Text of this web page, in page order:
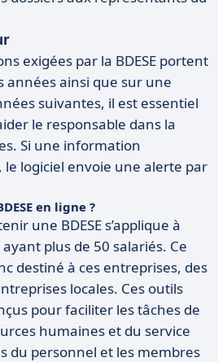
exigées par la BDESE portent
années ainsi que sur une
suivantes, il est essentiel
le responsable dans la
Si une information
logiciel envoie une alerte par
en ligne ?
une BDESE s’applique à
plus de 50 salariés. Ce
destiné à ces entreprises, des
locales. Ces outils
pour faciliter les tâches de
humaines et du service
du personnel et les membres